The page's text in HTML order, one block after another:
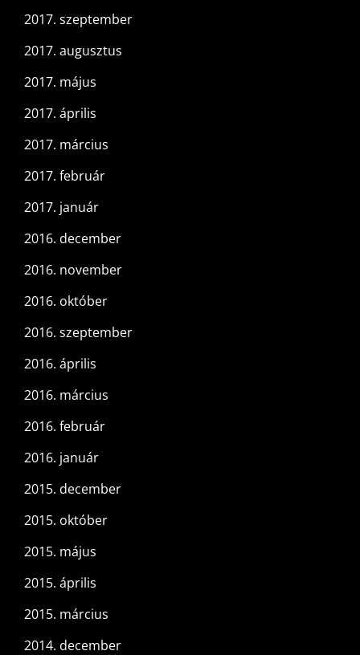
2017. szeptember
2017. augusztus
2017. május
2017. április
2017. március
2017. február
2017. január
2016. december
2016. november
2016. október
2016. szeptember
2016. április
2016. március
2016. február
2016. január
2015. december
2015. október
2015. május
2015. április
2015. március
2014. december